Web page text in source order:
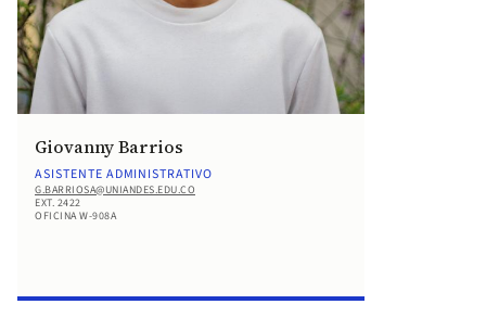
Giovanny Barrios
ASISTENTE ADMINISTRATIVO
G.BARRIOSA@UNIANDES.EDU.CO
EXT. 2422
OFICINA W-908A